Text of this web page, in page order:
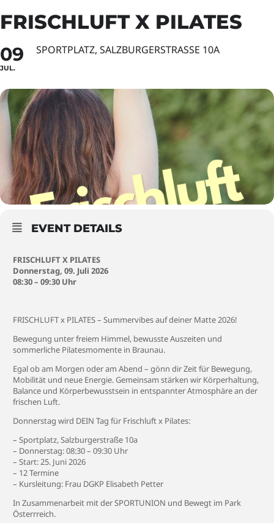
FRISCHLUFT X PILATES
09
JUL.
SPORTPLATZ, SALZBURGERSTRASSE 10A
EVENT DETAILS
FRISCHLUFT X PILATES
Donnerstag, 09. Juli 2026
08:30 – 09:30 Uhr
FRISCHLUFT x PILATES – Summervibes auf deiner Matte 2026!
Bewegung unter freiem Himmel, bewusste Auszeiten und
sommerliche Pilatesmomente in Braunau.
Egal ob am Morgen oder am Abend – gönn dir Zeit für Bewegung,
Mobilität und neue Energie. Gemeinsam stärken wir Körperhaltung,
Balance und Körperbewusstsein in entspannter Atmosphäre an der
frischen Luft.
Donnerstag wird DEIN Tag für Frischluft x Pilates:
– Sportplatz, Salzburgerstraße 10a
– Donnerstag: 08:30 – 09:30 Uhr
– Start: 25. Juni 2026
– 12 Termine
– Kursleitung: Frau DGKP Elisabeth Petter
In Zusammenarbeit mit der SPORTUNION und Bewegt im Park
Österrreich.